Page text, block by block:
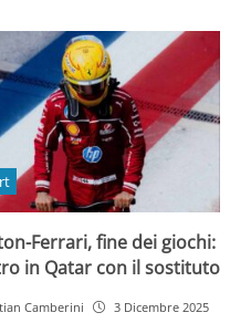
Ferrari, fine dei giochi:
in Qatar con il sostituto
Camberini 3 Dicembre 2025